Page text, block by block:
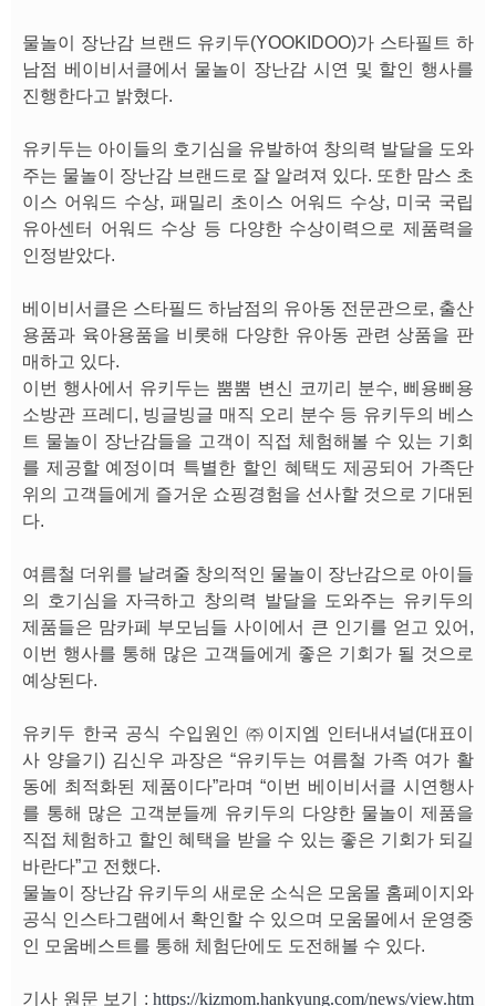
물놀이 장난감 브랜드 유키두(YOOKIDOO)가 스타필트 하
남점 베이비서클에서 물놀이 장난감 시연 및 할인 행사를
진행한다고 밝혔다.
유키두는 아이들의 호기심을 유발하여 창의력 발달을 도와
주는 물놀이 장난감 브랜드로 잘 알려져 있다. 또한 맘스 초
이스 어워드 수상, 패밀리 초이스 어워드 수상, 미국 국립
유아센터 어워드 수상 등 다양한 수상이력으로 제품력을
인정받았다.
베이비서클은 스타필드 하남점의 유아동 전문관으로, 출산
용품과 육아용품을 비롯해 다양한 유아동 관련 상품을 판
매하고 있다.
이번 행사에서 유키두는 뿜뿜 변신 코끼리 분수, 삐용삐용
소방관 프레디, 빙글빙글 매직 오리 분수 등 유키두의 베스
트 물놀이 장난감들을 고객이 직접 체험해볼 수 있는 기회
를 제공할 예정이며 특별한 할인 혜택도 제공되어 가족단
위의 고객들에게 즐거운 쇼핑경험을 선사할 것으로 기대된
다.
여름철 더위를 날려줄 창의적인 물놀이 장난감으로 아이들
의 호기심을 자극하고 창의력 발달을 도와주는 유키두의
제품들은 맘카페 부모님들 사이에서 큰 인기를 얻고 있어,
이번 행사를 통해 많은 고객들에게 좋은 기회가 될 것으로
예상된다.
유키두 한국 공식 수입원인 ㈜이지엠 인터내셔널(대표이
사 양을기) 김신우 과장은 “유키두는 여름철 가족 여가 활
동에 최적화된 제품이다”라며 “이번 베이비서클 시연행사
를 통해 많은 고객분들께 유키두의 다양한 물놀이 제품을
직접 체험하고 할인 혜택을 받을 수 있는 좋은 기회가 되길
바란다”고 전했다.
물놀이 장난감 유키두의 새로운 소식은 모움몰 홈페이지와
공식 인스타그램에서 확인할 수 있으며 모움몰에서 운영중
인 모움베스트를 통해 체험단에도 도전해볼 수 있다.
기사 원문 보기 : https://kizmom.hankyung.com/news/view.htm